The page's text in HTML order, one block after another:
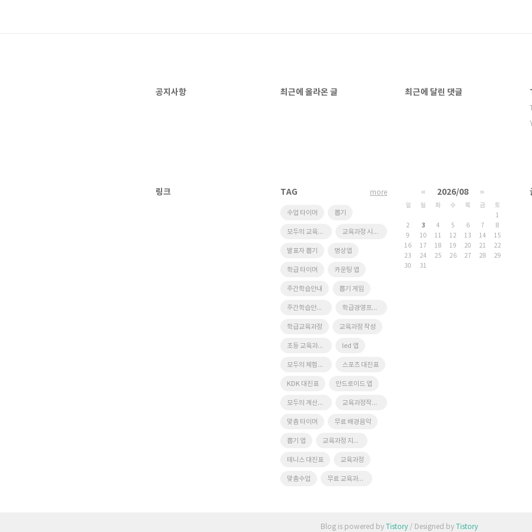
공지사항 최근에 올라온 글 최근에 달린 댓글
링크 TAG
수업 타이머 뽑기
모두의 교육과정 교육과정 시스템
발표자 뽑기 명상앱
학급 타이머 카운팅 앱
주간학습안내 뽑기 게임
주간학습안내프로그램 학급경영프로그램
학급교육과정 교육과정 작성
초등 교육과정 시스템 led 앱
모두의 체험학습 스포츠 대진표
KDK 대진표 안드로이드 앱
모두의 계산대장 교육과정작성 프로그램
맞춤 타이머 무료 배경음악
뽑기 앱 교육과정 지원시스템
테니스 대진표 교육과정
맞춤수업 무료 교육과정 시스템
more « 2026/08 »
일 월 화 수 목 금
토
1
2
3 4 5 6 7
8
9
10 11 12 13 14
15
16
17 18 19 20 21
22
23
24 25 26 27 28
29
30
31
Blog is powered by Tistory/ Designed by Tistory